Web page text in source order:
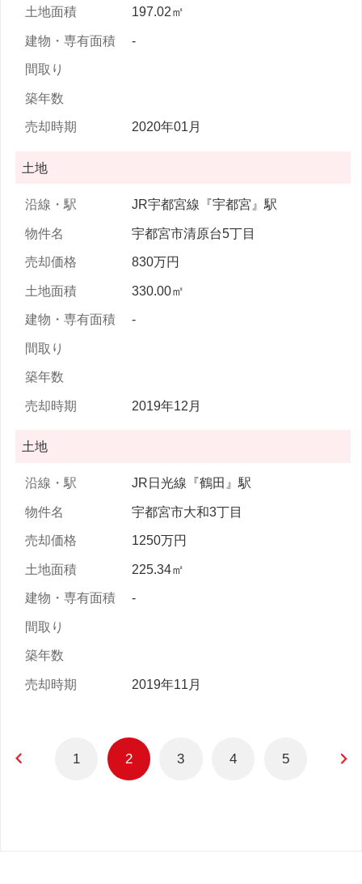
197.02㎡
-
2020年01月
土地
JR宇都宮線『宇都宮』駅
宇都宮市清原台5丁目
830万円
330.00㎡
-
2019年12月
土地
JR日光線『鶴田』駅
宇都宮市大和3丁目
1250万円
225.34㎡
-
2019年11月
1 2 3 4 5